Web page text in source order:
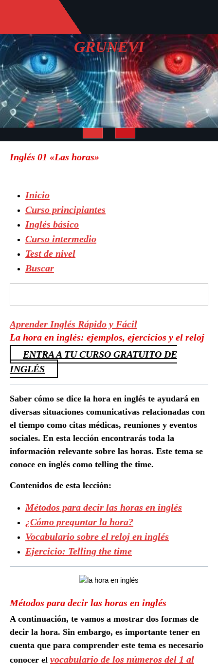
contenido
GRUNEVI
Inglés 01 «Las horas»
Inicio
Curso principiantes
Inglés básico
Curso intermedio
Test de nivel
Buscar
Aprender Inglés Rápido y Fácil
La hora en inglés: ejemplos, ejercicios y el reloj
ENTRA A TU CURSO GRATUITO DE
INGLÉS
Saber cómo se dice la hora en inglés te ayudará en
diversas situaciones comunicativas relacionadas con
el tiempo como citas médicas, reuniones y eventos
sociales. En esta lección encontrarás toda la
información relevante sobre las horas. Este tema se
conoce en inglés como telling the time.
Contenidos de esta lección:
Métodos para decir las horas en inglés
¿Cómo preguntar la hora?
Vocabulario sobre el reloj en inglés
Ejercicio: Telling the time
Métodos para decir las horas en inglés
A continuación, te vamos a mostrar dos formas de
decir la hora. Sin embargo, es importante tener en
cuenta que para comprender este tema es necesario
conocer el vocabulario de los números del 1 al